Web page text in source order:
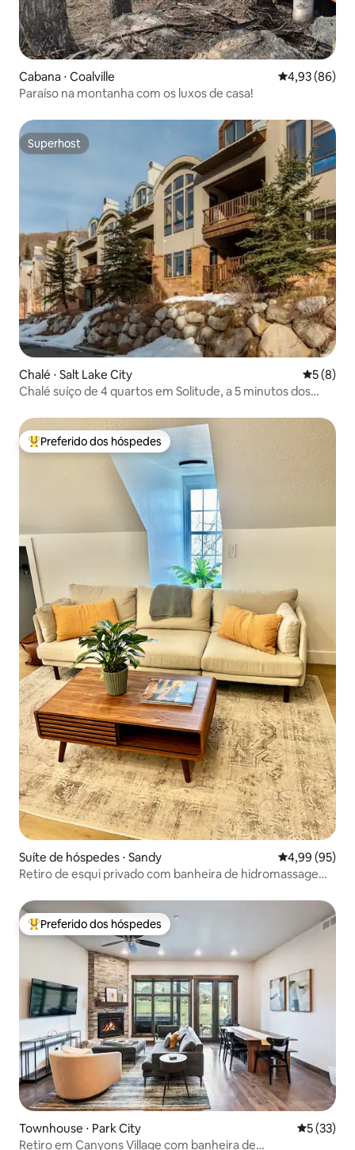
Cabana ⋅ Coalville 4,93 de uma
4,93 (86)
Paraíso na montanha com os luxos de casa!
Superhost
Superhost
Chalé ⋅ Salt Lake City 5 de
5 (8)
Chalé suíço de 4 quartos em Solitude, a 5 minutos dos
Entre os melhores preferidos dos hóspedes
Preferido dos hóspedes
Suíte de hóspedes ⋅ Sandy 4,99 de uma
4,99 (95)
Retiro de esqui privado com banheira de hidromassagem |
Entre os melhores preferidos dos hóspedes
Preferido dos hóspedes
Townhouse ⋅ Park City 5 de uma
5 (33)
Retiro em Canyons Village com banheira de